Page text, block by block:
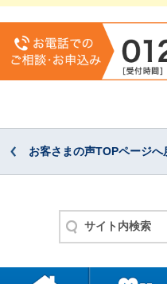
お客さまの声TOPページへ